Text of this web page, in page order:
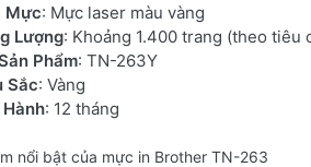
Mực: Mực laser màu vàng
Lượng: Khoảng 1.400 trang (theo tiêu
Phẩm: TN-263Y
Sắc: Vàng
Hành: 12 tháng
nổi bật của mực in Brother TN-263